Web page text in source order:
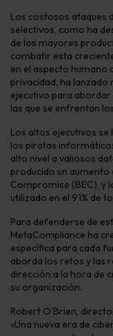
Los costosos ataques
selectivos, como ha
de los mayores
combatir esta
en el aspecto humano
privacidad, ha
ejecutivo para
las que se enfrentan
Los altos ejecutivos
los piratas
alto nivel a valiosos
producido un aumento
Compromise (BEC), y
utilizado en el 91% de
Para defenderse de
MetaCompliance ha
específica para cada
aborda los retos y las
dirección a la hora de
su organización.
Robert O’Brien,
«Una nueva era de